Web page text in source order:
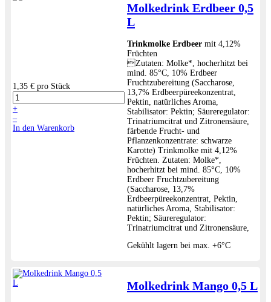
1,35 € pro Stück
+
–
In den Warenkorb
Molkedrink Erdbeer 0,5
L
Trinkmolke Erdbeer mit 4,12%
Früchten
Zutaten: Molke*, hocherhitzt bei
mind. 85°C, 10% Erdbeer
Fruchtzubereitung (Saccharose,
13,7% Erdbeerpüreekonzentrat,
Pektin, natürliches Aroma,
Stabilisator: Pektin; Säureregulator:
Trinatriumcitrat und Zitronensäure,
färbende Frucht- und
Pflanzenkonzentrate: schwarze
Karotte) Trinkmolke mit 4,12%
Früchten. Zutaten: Molke*,
hocherhitzt bei mind. 85°C, 10%
Erdbeer Fruchtzubereitung
(Saccharose, 13,7%
Erdbeerpüreekonzentrat, Pektin,
natürliches Aroma, Stabilisator:
Pektin; Säureregulator:
Trinatriumcitrat und Zitronensäure,
Gekühlt lagern bei max. +6°C
Molkedrink Mango 0,5 L